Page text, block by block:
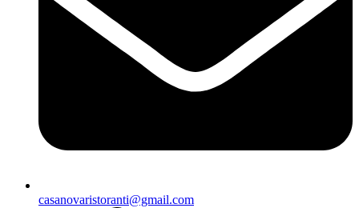
casanovaristoranti@gmail.com